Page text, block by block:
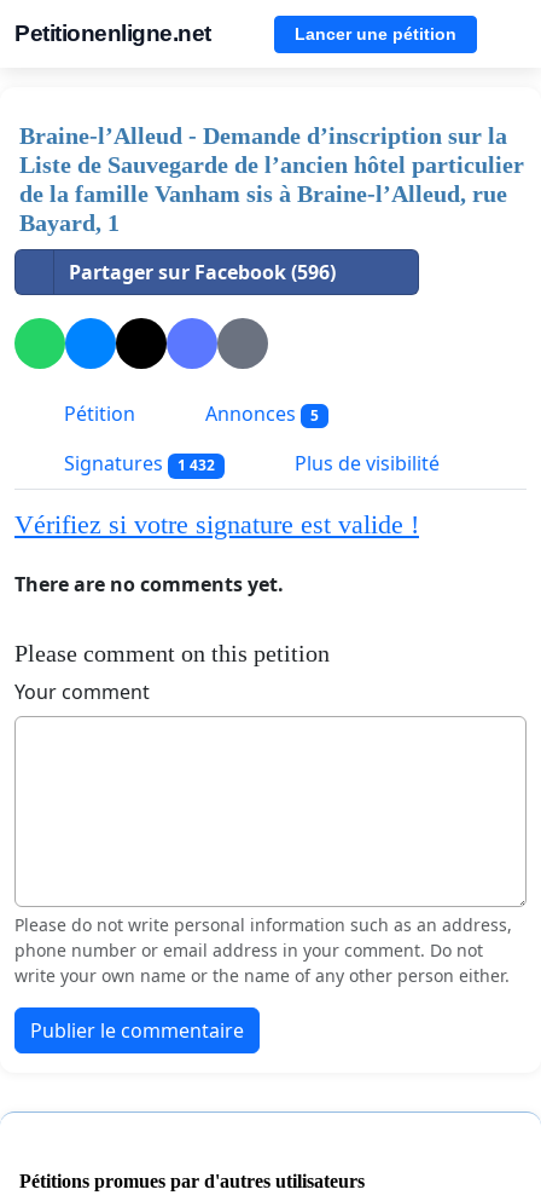
Petitionenligne.net Lancer une pétition
Braine-l’Alleud - Demande d’inscription sur la
Liste de Sauvegarde de l’ancien hôtel particulier
de la famille Vanham sis à Braine-l’Alleud, rue
Bayard, 1
Partager sur Facebook (596)
Pétition Annonces 5
Signatures 1 432 Plus de visibilité
Vérifiez si votre signature est valide !
There are no comments yet.
Please comment on this petition
Your comment
Please do not write personal information such as an address,
phone number or email address in your comment. Do not
write your own name or the name of any other person either.
Publier le commentaire
Pétitions promues par d'autres utilisateurs